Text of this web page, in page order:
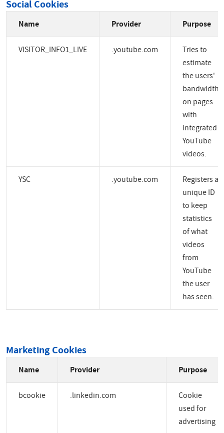
Social Cookies
Name Provider Purpose
VISITOR_INFO1_LIVE .youtube.com
Tries to
estimate
the users'
bandwidth
on pages
with
integrated
YouTube
videos.
YSC .youtube.com
Registers a
unique ID
to keep
statistics
of what
videos
from
YouTube
the user
has seen.
Marketing Cookies
Name Provider Purpose
bcookie .linkedin.com
Cookie
used for
advertising